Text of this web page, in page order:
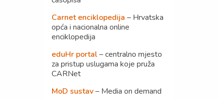
Carnet enciklopedija – Hrvatska
opća i nacionalna online
enciklopedija
eduHr portal– centralno mjesto
za pristup uslugama koje pruža
CARNet
MoD sustav– Media on demand